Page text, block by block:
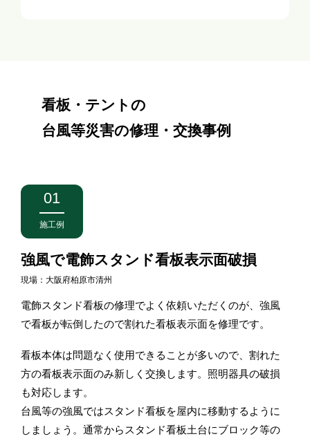
看板・テントの
台風等災害の修理・交換事例
01
施工例
強風で電飾スタンド看板表示面破損
現場：大阪府柏原市清州
電飾スタンド看板の修理でよく依頼いただくのが、強風
で看板が転倒したので割れた看板表示面を修理です。
看板本体は問題なく使用できることが多いので、割れた
方の看板表示面のみ新しく交換します。照明器具の破損
も対応します。
台風等の強風ではスタンド看板を屋内に移動するように
しましょう。通常からスタンド看板土台にブロック等の